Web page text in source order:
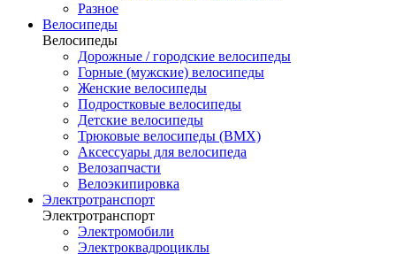
Разное
Велосипеды
Велосипеды
Дорожные / городские велосипеды
Горные (мужские) велосипеды
Женские велосипеды
Подростковые велосипеды
Детские велосипеды
Трюковые велосипеды (BMX)
Аксессуары для велосипеда
Велозапчасти
Велоэкипировка
Электротранспорт
Электротранспорт
Электромобили
Электроквадроциклы